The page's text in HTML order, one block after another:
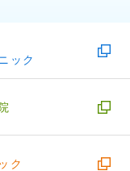
ック
ク